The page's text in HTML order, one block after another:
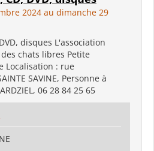
2024 au dimanche 29
disques L'association
chats libres Petite
Localisation : rue
SAVINE, Personne à
06 28 84 25 65